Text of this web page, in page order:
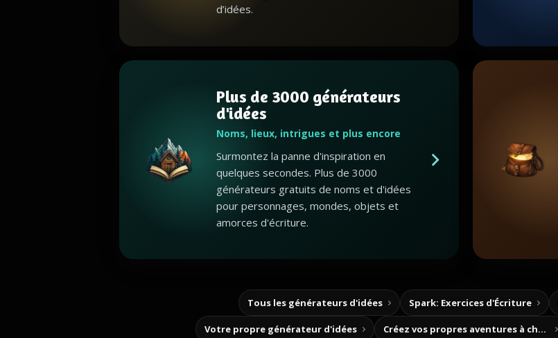
d’idées.
Plus de 3000 générateurs
d'idées
Noms, lieux, intrigues et plus encore
Surmontez la panne d'inspiration en
quelques secondes. Plus de 3000
générateurs gratuits de noms et d'idées
pour personnages, mondes, objets et
amorces d'écriture.
Tous les générateurs d'idées Spark: Exercices d'Écriture
Votre propre générateur d'idées Créez vos propres aventures à choix